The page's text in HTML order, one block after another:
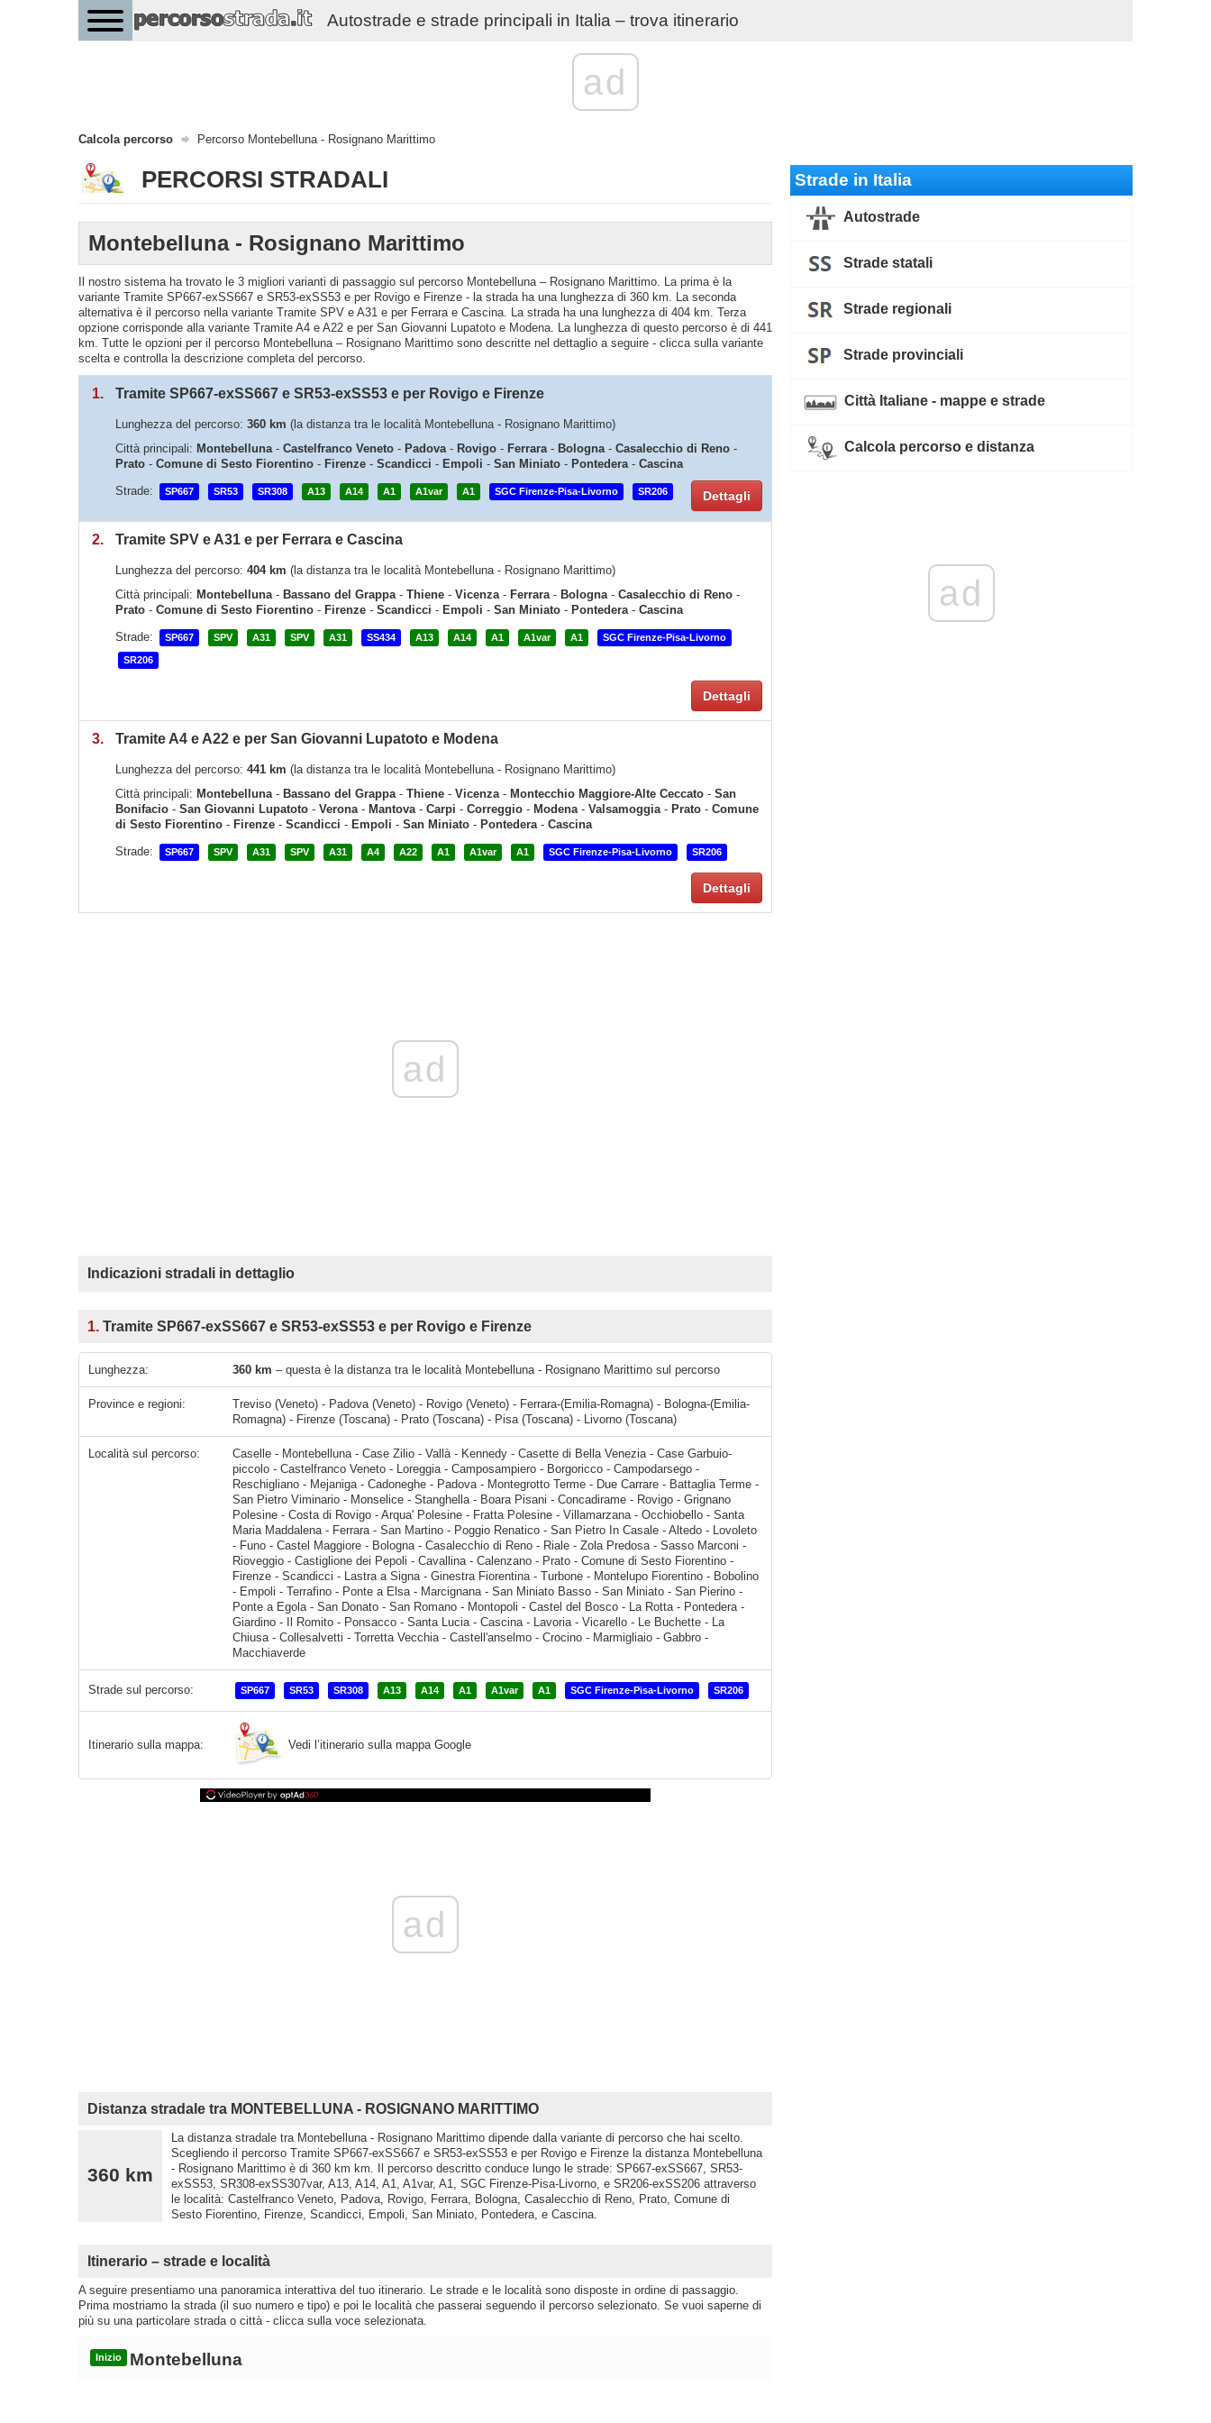
Autostrade e strade principali in Italia – trova itinerario
ad
Calcola percorso Percorso Montebelluna - Rosignano Marittimo
PERCORSI STRADALI
Montebelluna - Rosignano Marittimo
Il nostro sistema ha trovato le 3 migliori varianti di passaggio sul percorso Montebelluna – Rosignano Marittimo. La prima è la
variante Tramite SP667-exSS667 e SR53-exSS53 e per Rovigo e Firenze - la strada ha una lunghezza di 360 km. La seconda
alternativa è il percorso nella variante Tramite SPV e A31 e per Ferrara e Cascina. La strada ha una lunghezza di 404 km. Terza
opzione corrisponde alla variante Tramite A4 e A22 e per San Giovanni Lupatoto e Modena. La lunghezza di questo percorso è di 441
km. Tutte le opzioni per il percorso Montebelluna – Rosignano Marittimo sono descritte nel dettaglio a seguire - clicca sulla variante
scelta e controlla la descrizione completa del percorso.
1. Tramite SP667-exSS667 e SR53-exSS53 e per Rovigo e Firenze
Lunghezza del percorso: 360 km (la distanza tra le località Montebelluna - Rosignano Marittimo)
Città principali: Montebelluna- Castelfranco Veneto - Padova- Rovigo - Ferrara- Bologna- Casalecchio di Reno -
Prato - Comune di Sesto Fiorentino - Firenze - Scandicci - Empoli - San Miniato - Pontedera- Cascina
Strade:
SP667 SR53 SR308 A13 A14 A1 A1var A1 SGC Firenze-Pisa-Livorno SR206 Dettagli
2. Tramite SPV e A31 e per Ferrara e Cascina
Lunghezza del percorso: 404 km (la distanza tra le località Montebelluna - Rosignano Marittimo)
Città principali: Montebelluna- Bassano del Grappa- Thiene - Vicenza- Ferrara- Bologna- Casalecchio di Reno -
Prato - Comune di Sesto Fiorentino - Firenze - Scandicci - Empoli - San Miniato - Pontedera- Cascina
Strade:
SP667 SPV A31 SPV A31 SS434 A13 A14 A1 A1var A1 SGC Firenze-Pisa-Livorno
SR206
Dettagli
3. Tramite A4 e A22 e per San Giovanni Lupatoto e Modena
Lunghezza del percorso: 441 km (la distanza tra le località Montebelluna - Rosignano Marittimo)
Città principali: Montebelluna- Bassano del Grappa- Thiene - Vicenza- Montecchio Maggiore-Alte Ceccato - San
Bonifacio - San Giovanni Lupatoto - Verona- Mantova- Carpi - Correggio - Modena- Valsamoggia- Prato - Comune
di Sesto Fiorentino - Firenze - Scandicci - Empoli - San Miniato - Pontedera- Cascina
Strade:
SP667 SPV A31 SPV A31 A4 A22 A1 A1var A1 SGC Firenze-Pisa-Livorno SR206
Dettagli
ad
Indicazioni stradali in dettaglio
1. Tramite SP667-exSS667 e SR53-exSS53 e per Rovigo e Firenze
Lunghezza: 360 km – questa è la distanza tra le località Montebelluna - Rosignano Marittimo sul percorso
Province e regioni:
Treviso (Veneto) - Padova (Veneto) - Rovigo (Veneto) - Ferrara-(Emilia-Romagna) - Bologna-(Emilia-
Romagna) - Firenze (Toscana) - Prato (Toscana) - Pisa (Toscana) - Livorno (Toscana)
Località sul percorso: Caselle - Montebelluna - Case Zilio - Vallà - Kennedy - Casette di Bella Venezia - Case Garbuio-piccolo - Castelfranco Veneto - Loreggia - Camposampiero - Borgoricco - Campodarsego - Reschigliano - Mejaniga - Cadoneghe - Padova - Montegrotto Terme - Due Carrare - Battaglia Terme - San Pietro Viminario - Monselice - Stanghella - Boara Pisani - Concadirame - Rovigo - Grignano Polesine - Costa di Rovigo - Arqua' Polesine - Fratta Polesine - Villamarzana - Occhiobello - Santa Maria Maddalena - Ferrara - San Martino - Poggio Renatico - San Pietro In Casale - Altedo
Strade sul percorso: SP667 SR53 SR308 A13 A14 A1 A1var A1 SGC Firenze-Pisa-Livorno SR206
Itinerario sulla mappa: Vedi l’itinerario sulla mappa Google
ad
Distanza stradale tra MONTEBELLUNA - ROSIGNANO MARITTIMO
360 km
La distanza stradale tra Montebelluna - Rosignano Marittimo dipende dalla variante di percorso che hai scelto.
Scegliendo il percorso Tramite SP667-exSS667 e SR53-exSS53 e per Rovigo e Firenze la distanza Montebelluna
- Rosignano Marittimo è di 360 km km. Il percorso descritto conduce lungo le strade: SP667-exSS667, SR53-
exSS53, SR308-exSS307var, A13, A14, A1, A1var, A1, SGC Firenze-Pisa-Livorno, e SR206-exSS206 attraverso
le località: Castelfranco Veneto, Padova, Rovigo, Ferrara, Bologna, Casalecchio di Reno, Prato, Comune di
Sesto Fiorentino, Firenze, Scandicci, Empoli, San Miniato, Pontedera, e Cascina.
Itinerario – strade e località
A seguire presentiamo una panoramica interattiva del tuo itinerario. Le strade e le località sono disposte in ordine di passaggio.
Prima mostriamo la strada (il suo numero e tipo) e poi le località che passerai seguendo il percorso selezionato. Se vuoi saperne di
più su una particolare strada o città - clicca sulla voce selezionata.
Inizio Montebelluna
Strade in Italia
Autostrade
Strade statali
Strade regionali
Strade provinciali
Città Italiane - mappe e strade
Calcola percorso e distanza
ad